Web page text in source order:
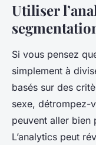
Utiliser
Si vous pensez
simplement à
basés sur des
sexe, détrompez-
peuvent aller bien
L’analytics peut